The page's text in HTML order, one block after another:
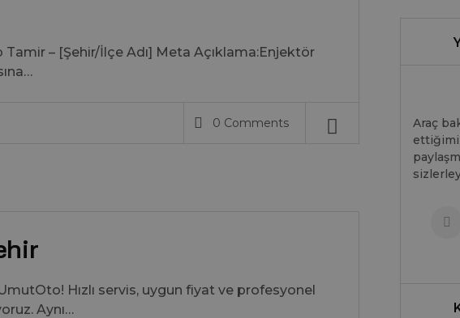
– [Şehir/İlçe Adı] Meta Açıklama:Enjektör
0 Comments
Hızlı servis, uygun fiyat ve profesyonel
Aynı…
Araç